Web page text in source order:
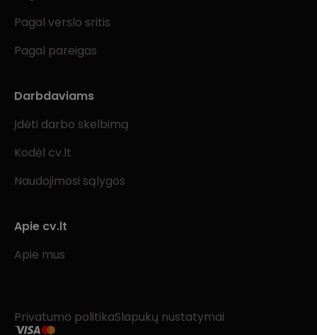
Pagal verslo sritis
Pagal pareigas
Darbdaviams
Įdėti darbo skelbimą
Kodėl cv.lt
Naudojimosi sąlygos
Apie cv.lt
Apie mus
Privatumo politikaSlapukų nustatymai